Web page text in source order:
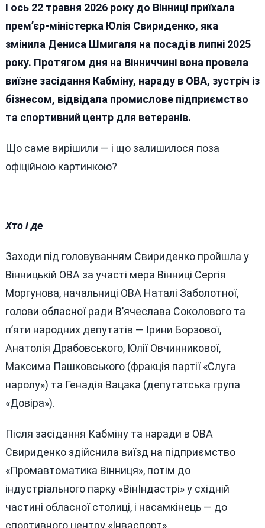
І ось 22 травня 2026 року до Вінниці приїхала
прем’єр-міністерка Юлія Свириденко, яка
змінила Дениса Шмигаля на посаді в липні 2025
року. Протягом дня на Вінниччині вона провела
виїзне засідання Кабміну, нараду в ОВА, зустріч із
бізнесом, відвідала промислове підприємство
та спортивний центр для ветеранів.
Що саме вирішили — і що залишилося поза
офіційною картинкою?
Хто і де
Заходи під головуванням Свириденко пройшла у
Вінницькій ОВА за участі мера Вінниці Сергія
Моргунова, начальниці ОВА Наталі Заболотної,
голови обласної ради В’ячеслава Соколового та
п’яти народних депутатів — Ірини Борзової,
Анатолія Драбовського, Юлії Овчинникової,
Максима Пашковського (фракція партії «Слуга
наролу») та Генадія Вацака (депутатська група
«Довіра»).
Після засідання Кабміну та наради в ОВА
Свириденко здійснила виїзд на підприємство
«Промавтоматика Вінниця», потім до
індустріального парку «ВінІндастрі» у східній
частині обласної столиці, і насамкінець — до
спортивного центру «Інваспорт».